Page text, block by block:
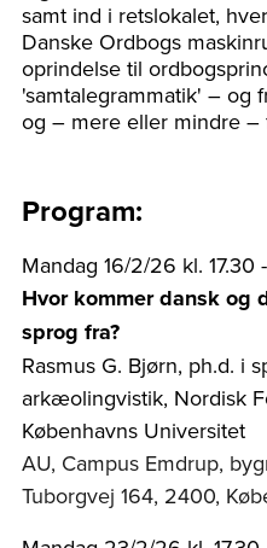
samt ind i retslokalet,
Danske Ordbogs
oprindelse til
'samtalegrammatik' – og
og – mere eller mindre –
Program:
Mandag 16/2/26 kl. 17.30
Hvor kommer dansk
sprog fra?
Rasmus G. Bjørn, ph.d. i
arkæolingvistik, Nordisk
Københavns Universitet
AU, Campus Emdrup,
Tuborgvej 164, 2400,